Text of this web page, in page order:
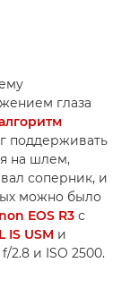
глаза
поддерживать
на шлем,
соперник, и
можно было
EOS R3 с
IS USM и
2.8 и ISO 2500.